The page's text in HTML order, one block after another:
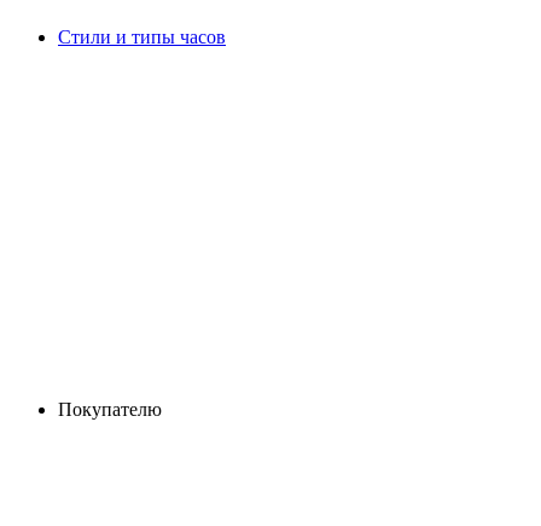
Стили и типы часов
Покупателю